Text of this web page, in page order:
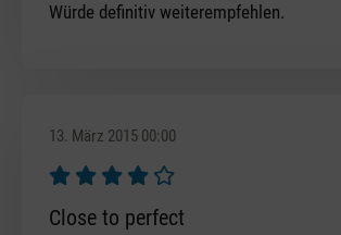
Würde definitiv weiterempfehlen.
13. März 2015 00:00
Bewertung mit 4 von 5 Sternen
Close to perfect